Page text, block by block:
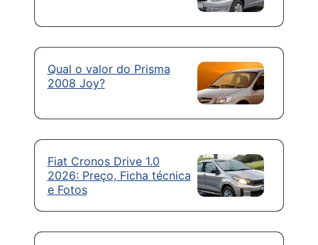
Qual o valor do Prisma
2008 Joy?
Fiat Cronos Drive 1.0
2026: Preço, Ficha técnica
e Fotos